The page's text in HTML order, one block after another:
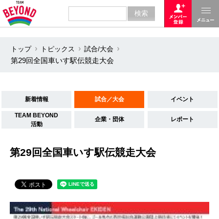
トップ トピックス
試合/大会
第29回全国車いす駅伝競走大会
新着情報 試合／大会 イベント
TEAM BEYOND
活動
企業・団体 レポート
第29回全国車いす駅伝競走大会